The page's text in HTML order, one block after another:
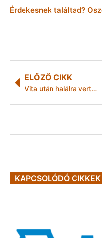
Érdekesnek találtad?
ELŐZŐ CIKK
Vita után halálra verte ivócimboráját
KAPCSOLÓDÓ CIKKEK